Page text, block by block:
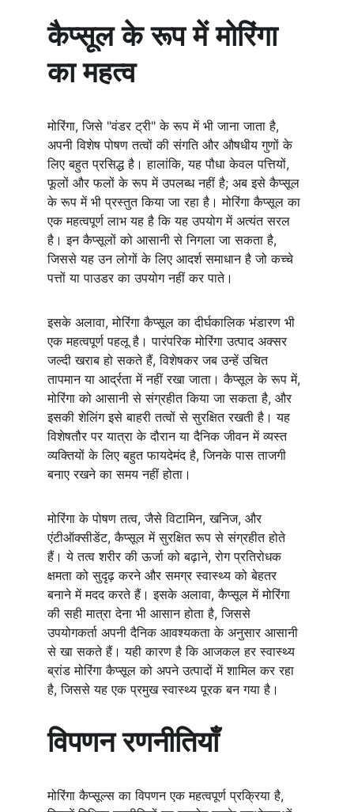
कैप्सूल के रूप में मोरिंगा
का महत्व
मोरिंगा, जिसे "वंडर ट्री" के रूप में भी जाना जाता है,
अपनी विशेष पोषण तत्वों की संगति और औषधीय गुणों के
लिए बहुत प्रसिद्ध है। हालांकि, यह पौधा केवल पत्तियों,
फूलों और फलों के रूप में उपलब्ध नहीं है; अब इसे कैप्सूल
के रूप में भी प्रस्तुत किया जा रहा है। मोरिंगा कैप्सूल का
एक महत्वपूर्ण लाभ यह है कि यह उपयोग में अत्यंत सरल
है। इन कैप्सूलों को आसानी से निगला जा सकता है,
जिससे यह उन लोगों के लिए आदर्श समाधान है जो कच्चे
पत्तों या पाउडर का उपयोग नहीं कर पाते।
इसके अलावा, मोरिंगा कैप्सूल का दीर्घकालिक भंडारण भी
एक महत्वपूर्ण पहलू है। पारंपरिक मोरिंगा उत्पाद अक्सर
जल्दी खराब हो सकते हैं, विशेषकर जब उन्हें उचित
तापमान या आर्द्रता में नहीं रखा जाता। कैप्सूल के रूप में,
मोरिंगा को आसानी से संग्रहीत किया जा सकता है, और
इसकी शेलिंग इसे बाहरी तत्वों से सुरक्षित रखती है। यह
विशेषतौर पर यात्रा के दौरान या दैनिक जीवन में व्यस्त
व्यक्तियों के लिए बहुत फायदेमंद है, जिनके पास ताजगी
बनाए रखने का समय नहीं होता।
मोरिंगा के पोषण तत्व, जैसे विटामिन, खनिज, और
एंटीऑक्सीडेंट, कैप्सूल में सुरक्षित रूप से संग्रहीत होते
हैं। ये तत्व शरीर की ऊर्जा को बढ़ाने, रोग प्रतिरोधक
क्षमता को सुदृढ़ करने और समग्र स्वास्थ्य को बेहतर
बनाने में मदद करते हैं। इसके अलावा, कैप्सूल में मोरिंगा
की सही मात्रा देना भी आसान होता है, जिससे
उपयोगकर्ता अपनी दैनिक आवश्यकता के अनुसार आसानी
से खा सकते हैं। यही कारण है कि आजकल हर स्वास्थ्य
ब्रांड मोरिंगा कैप्सूल को अपने उत्पादों में शामिल कर रहा
है, जिससे यह एक प्रमुख स्वास्थ्य पूरक बन गया है।
विपणन रणनीतियाँ
मोरिंगा कैप्सूल्स का विपणन एक महत्वपूर्ण प्रक्रिया है,